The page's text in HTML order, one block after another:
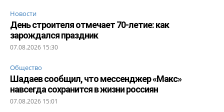
Новости
День строителя отмечает 70-летие: как
зарождался праздник
07.08.2026 15:30
Общество
Шадаев сообщил, что мессенджер «Макс»
навсегда сохранится в жизни россиян
07.08.2026 15:01